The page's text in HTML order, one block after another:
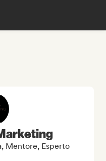
Mentore, Esperto